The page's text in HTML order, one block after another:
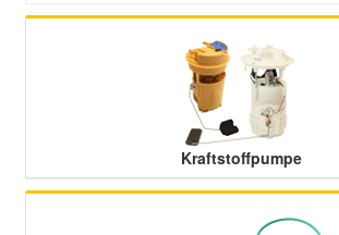
Kraftstoffpumpe